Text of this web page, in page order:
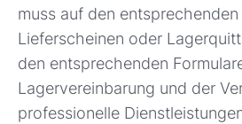
muss auf den
Lieferscheinen oder
den entsprechenden
Lagervereinbarung und der
professionelle